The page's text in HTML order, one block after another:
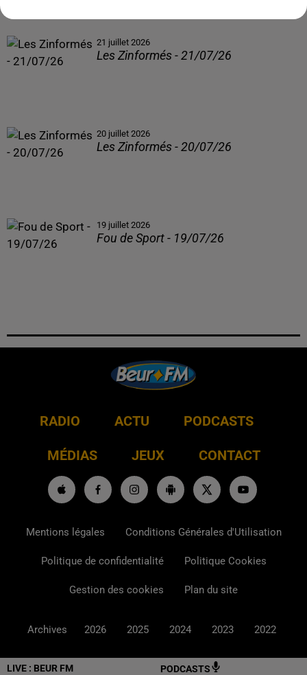
LIVE : BEUR FM PODCASTS
21 juillet 2026
Les Zinformés - 21/07/26
20 juillet 2026
Les Zinformés - 20/07/26
19 juillet 2026
Fou de Sport - 19/07/26
RADIO ACTU PODCASTS
MÉDIAS JEUX CONTACT
Mentions légales Conditions Générales d'Utilisation
Politique de confidentialité Politique Cookies
Gestion des cookies Plan du site
Archives 2026 2025 2024 2023 2022